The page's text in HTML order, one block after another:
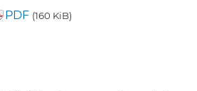
PDF (160 KiB)